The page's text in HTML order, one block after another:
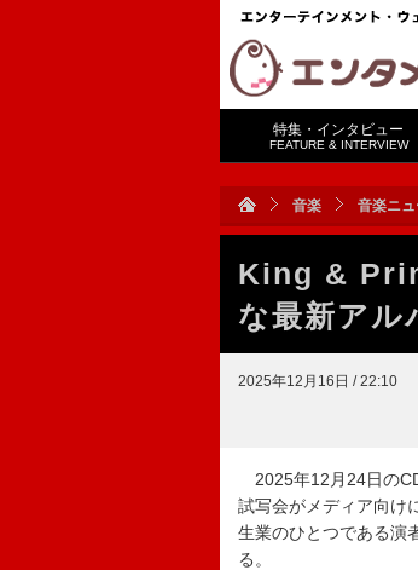
特集・インタビュー
FEATURE & INTERVIEW
音楽 音楽ニュ
King &
な最新アル
2025年12月16日 / 22:10
2025年12月24日の
試写会がメディア向け
生業のひとつである演
る。